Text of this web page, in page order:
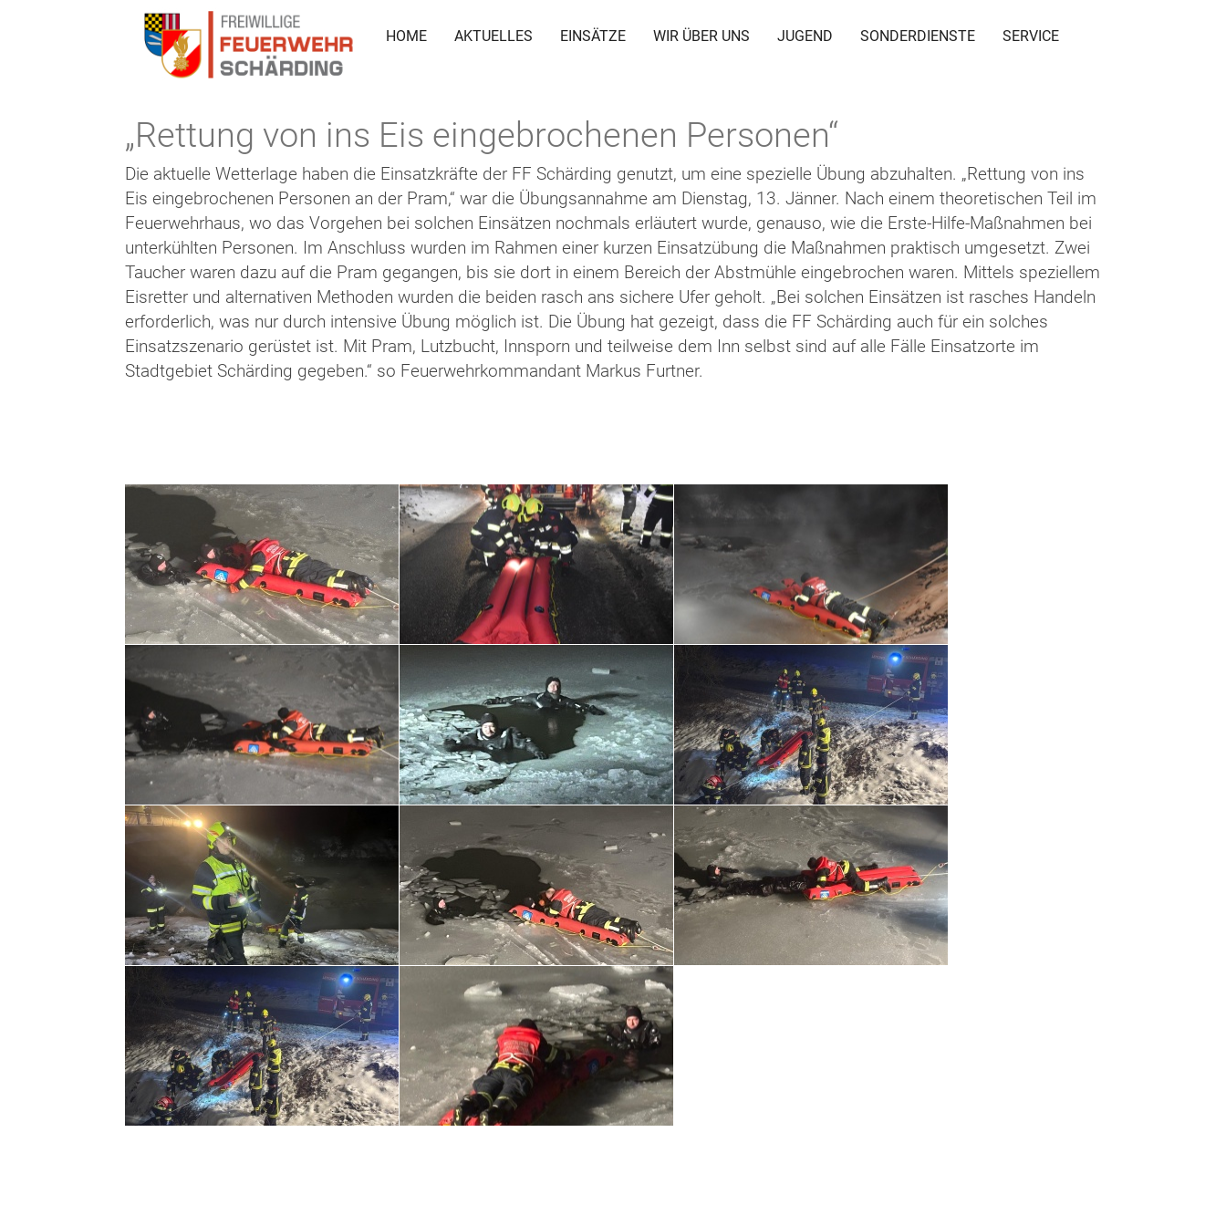
HOME AKTUELLES EINSÄTZE WIR ÜBER UNS JUGEND SONDERDIENSTE SERVICE
„Rettung von ins Eis eingebrochenen Personen“
Die aktuelle Wetterlage haben die Einsatzkräfte der FF Schärding genutzt, um eine spezielle Übung abzuhalten. „Rettung von ins
Eis eingebrochenen Personen an der Pram,“ war die Übungsannahme am Dienstag, 13. Jänner. Nach einem theoretischen Teil im
Feuerwehrhaus, wo das Vorgehen bei solchen Einsätzen nochmals erläutert wurde, genauso, wie die Erste-Hilfe-Maßnahmen bei
unterkühlten Personen. Im Anschluss wurden im Rahmen einer kurzen Einsatzübung die Maßnahmen praktisch umgesetzt. Zwei
Taucher waren dazu auf die Pram gegangen, bis sie dort in einem Bereich der Abstmühle eingebrochen waren. Mittels speziellem
Eisretter und alternativen Methoden wurden die beiden rasch ans sichere Ufer geholt. „Bei solchen Einsätzen ist rasches Handeln
erforderlich, was nur durch intensive Übung möglich ist. Die Übung hat gezeigt, dass die FF Schärding auch für ein solches
Einsatzszenario gerüstet ist. Mit Pram, Lutzbucht, Innsporn und teilweise dem Inn selbst sind auf alle Fälle Einsatzorte im
Stadtgebiet Schärding gegeben.“ so Feuerwehrkommandant Markus Furtner.